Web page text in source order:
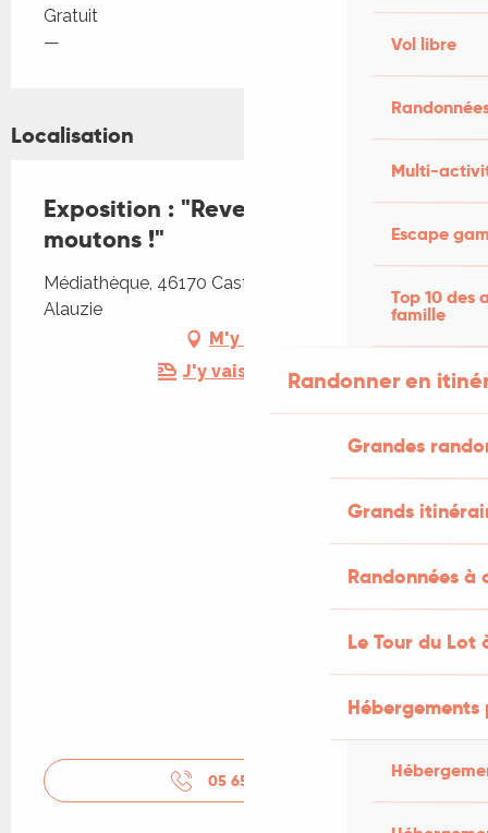
Vol libre
Multi-
Escape
Top 10 des
famille
Randonner en
Grandes
Grands
Randonnées
Le Tour du Lot
Tarifs 2026
Gratuit
—
Localisation
Exposition : "Revenons à nos
moutons !"
Médiathèque, 46170 Castelnau Montratier-Sainte
Alauzie
M'y rendre
J'y vais en train !
05 65 21 84